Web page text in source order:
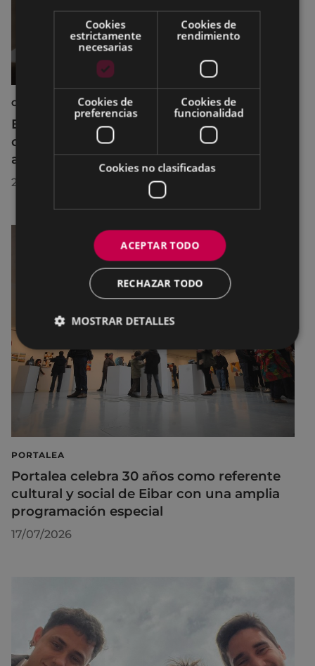
CINE AL AIRE LIBRE
El cine al aire libre regresa a Untzaga con
cuatro proyecciones durante el mes de
agosto
22/07/2026
PORTALEA
Portalea celebra 30 años como referente
cultural y social de Eibar con una amplia
programación especial
17/07/2026
Cookies
estrictamente
necesarias
Cookies de
rendimiento
Cookies de
preferencias
Cookies de
funcionalidad
Cookies no clasificadas
ACEPTAR TODO
RECHAZAR TODO
MOSTRAR DETALLES